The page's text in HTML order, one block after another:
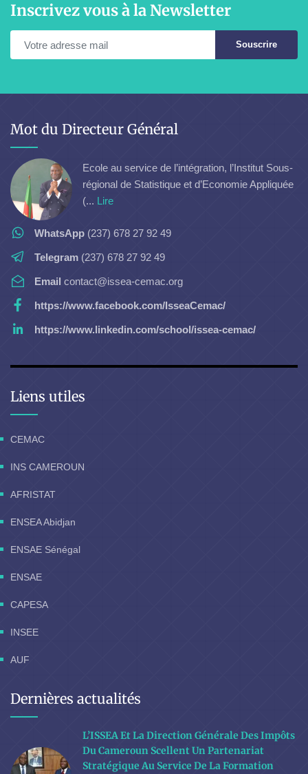
Inscrivez vous à la Newsletter
Souscrire
Mot du Directeur Général
Ecole au service de l’intégration, l’Institut Sous-
régional de Statistique et d’Economie Appliquée
(... Lire
WhatsApp (237) 678 27 92 49
Telegram (237) 678 27 92 49
Email contact@issea-cemac.org
https://www.facebook.com/IsseaCemac/
https://www.linkedin.com/school/issea-cemac/
Liens utiles
CEMAC
INS CAMEROUN
AFRISTAT
ENSEA Abidjan
ENSAE Sénégal
ENSAE
CAPESA
INSEE
AUF
Dernières actualités
L’ISSEA Et La Direction Générale Des Impôts
Du Cameroun Scellent Un Partenariat
Stratégique Au Service De La Formation